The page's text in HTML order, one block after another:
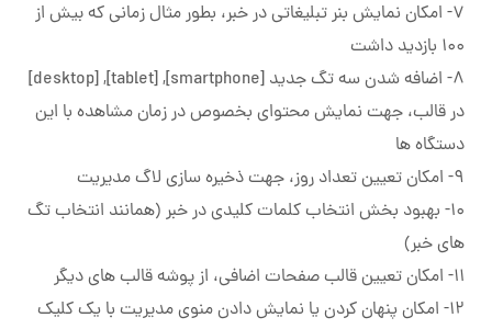
۷- امکان نمایش بنر تبلیغاتی در خبر، بطور مثال زمانی که بیش از
۱۰۰ بازدید داشت
8- اضافه شدن سه تگ جدید [smartphone], [tablet], [desktop]
در قالب، جهت نمایش محتوای بخصوص در زمان مشاهده با این
دستگاه ها
۹- امکان تعیین تعداد روز، جهت ذخیره سازی لاگ مدیریت
۱۰- بهبود بخش انتخاب کلمات کلیدی در خبر (همانند انتخاب تگ
های خبر)
۱۱- امکان تعیین قالب صفحات اضافی، از پوشه قالب های دیگر
۱۲- امکان پنهان کردن یا نمایش دادن منوی مدیریت با یک کلیک